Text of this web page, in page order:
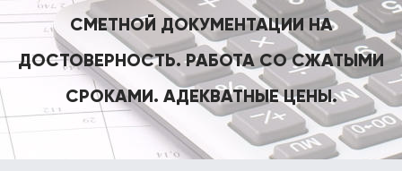
СМЕТНОЙ ДОКУМЕНТАЦИИ НА
ДОСТОВЕРНОСТЬ. РАБОТА СО СЖАТЫМИ
СРОКАМИ. АДЕКВАТНЫЕ ЦЕНЫ.